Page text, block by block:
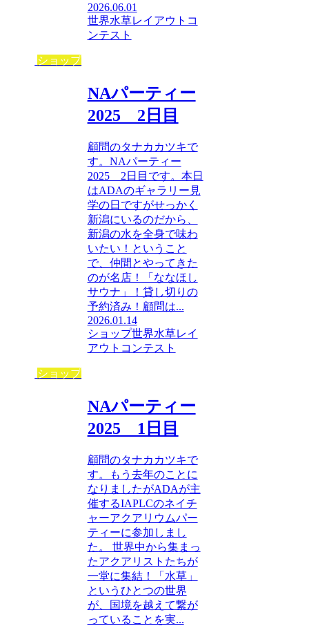
2026.06.01
世界水草レイアウトコ
ンテスト
ショップ
NAパーティー
2025 2日目
顧問のタナカカツキで
す。NAパーティー
2025 2日目です。本日
はADAのギャラリー見
学の日ですがせっかく
新潟にいるのだから、
新潟の水を全身で味わ
いたい！ということ
で、仲間とやってきた
のが名店！「ななほし
サウナ」！貸し切りの
予約済み！顧問は...
2026.01.14
ショップ世界水草レイ
アウトコンテスト
ショップ
NAパーティー
2025 1日目
顧問のタナカカツキで
す。もう去年のことに
なりましたがADAが主
催するIAPLCのネイチ
ャーアクアリウムパー
ティーに参加しまし
た。 世界中から集まっ
たアクアリストたちが
一堂に集結！「水草」
というひとつの世界
が、国境を越えて繋が
っていることを実...